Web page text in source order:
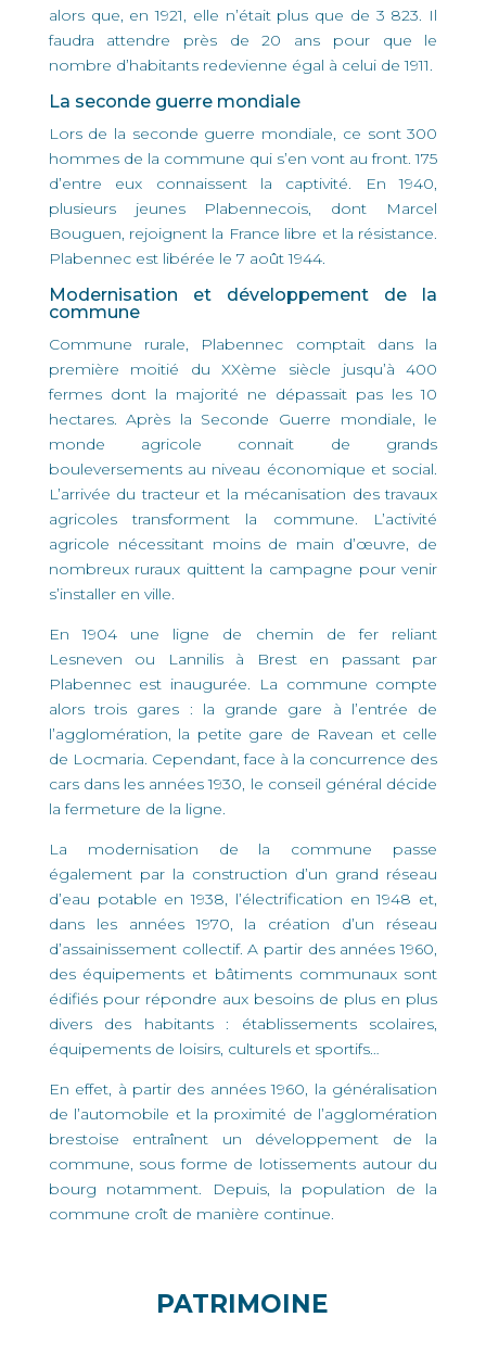
alors que, en 1921, elle n’était plus que de 3 823. Il
faudra attendre près de 20 ans pour que le
nombre d’habitants redevienne égal à celui de 1911.
La seconde guerre mondiale
Lors de la seconde guerre mondiale, ce sont 300
hommes de la commune qui s’en vont au front. 175
d’entre eux connaissent la captivité. En 1940,
plusieurs jeunes Plabennecois, dont Marcel
Bouguen, rejoignent la France libre et la résistance.
Plabennec est libérée le 7 août 1944.
Modernisation et développement de la
commune
Commune rurale, Plabennec comptait dans la
première moitié du XXème siècle jusqu’à 400
fermes dont la majorité ne dépassait pas les 10
hectares. Après la Seconde Guerre mondiale, le
monde agricole connait de grands
bouleversements au niveau économique et social.
L’arrivée du tracteur et la mécanisation des travaux
agricoles transforment la commune. L’activité
agricole nécessitant moins de main d’œuvre, de
nombreux ruraux quittent la campagne pour venir
s’installer en ville.
En 1904 une ligne de chemin de fer reliant
Lesneven ou Lannilis à Brest en passant par
Plabennec est inaugurée. La commune compte
alors trois gares : la grande gare à l’entrée de
l’agglomération, la petite gare de Ravean et celle
de Locmaria. Cependant, face à la concurrence des
cars dans les années 1930, le conseil général décide
la fermeture de la ligne.
La modernisation de la commune passe
également par la construction d’un grand réseau
d’eau potable en 1938, l’électrification en 1948 et,
dans les années 1970, la création d’un réseau
d’assainissement collectif. A partir des années 1960,
des équipements et bâtiments communaux sont
édifiés pour répondre aux besoins de plus en plus
divers des habitants : établissements scolaires,
équipements de loisirs, culturels et sportifs…
En effet, à partir des années 1960, la généralisation
de l’automobile et la proximité de l’agglomération
brestoise entraînent un développement de la
commune, sous forme de lotissements autour du
bourg notamment. Depuis, la population de la
commune croît de manière continue.
PATRIMOINE